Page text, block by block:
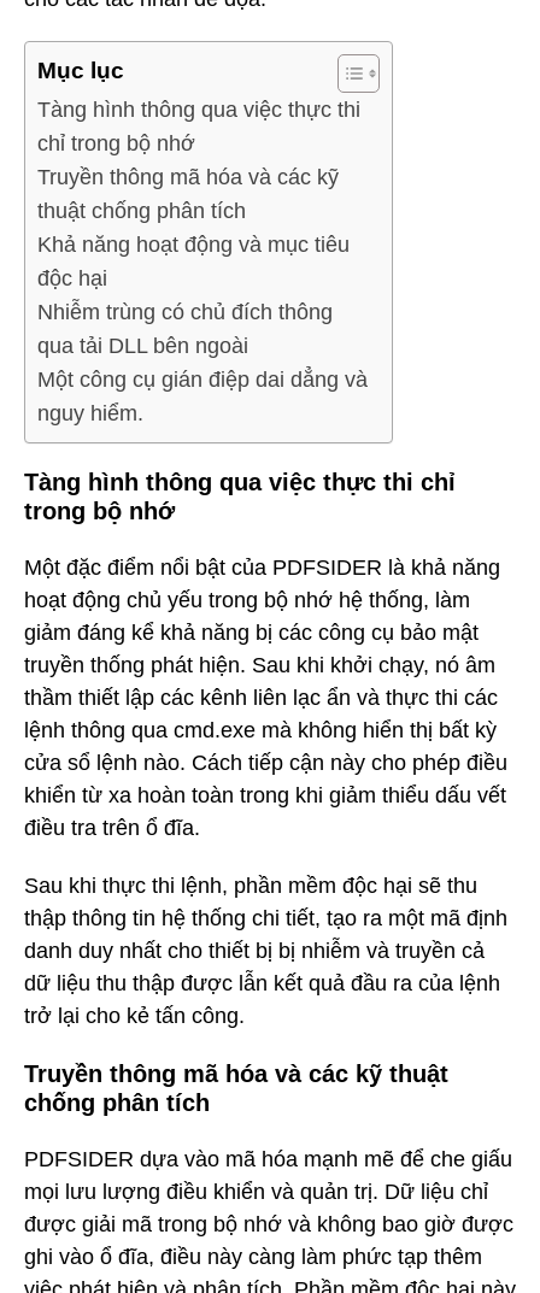
Mục lục
Tàng hình thông qua việc thực thi
chỉ trong bộ nhớ
Truyền thông mã hóa và các kỹ
thuật chống phân tích
Khả năng hoạt động và mục tiêu
độc hại
Nhiễm trùng có chủ đích thông
qua tải DLL bên ngoài
Một công cụ gián điệp dai dẳng và
nguy hiểm.
Tàng hình thông qua việc thực thi chỉ
trong bộ nhớ
Một đặc điểm nổi bật của PDFSIDER là khả năng
hoạt động chủ yếu trong bộ nhớ hệ thống, làm
giảm đáng kể khả năng bị các công cụ bảo mật
truyền thống phát hiện. Sau khi khởi chạy, nó âm
thầm thiết lập các kênh liên lạc ẩn và thực thi các
lệnh thông qua cmd.exe mà không hiển thị bất kỳ
cửa sổ lệnh nào. Cách tiếp cận này cho phép điều
khiển từ xa hoàn toàn trong khi giảm thiểu dấu vết
điều tra trên ổ đĩa.
Sau khi thực thi lệnh, phần mềm độc hại sẽ thu
thập thông tin hệ thống chi tiết, tạo ra một mã định
danh duy nhất cho thiết bị bị nhiễm và truyền cả
dữ liệu thu thập được lẫn kết quả đầu ra của lệnh
trở lại cho kẻ tấn công.
Truyền thông mã hóa và các kỹ thuật
chống phân tích
PDFSIDER dựa vào mã hóa mạnh mẽ để che giấu
mọi lưu lượng điều khiển và quản trị. Dữ liệu chỉ
được giải mã trong bộ nhớ và không bao giờ được
ghi vào ổ đĩa, điều này càng làm phức tạp thêm